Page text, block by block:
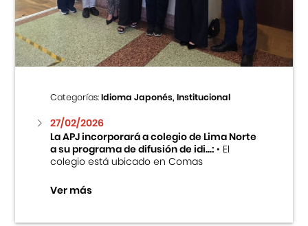
Centro Cultural Peruano Japonés
Cursos
Museo de la Inmigración Japonesa
Fondo Editorial
Teatro Peruano Japonés
Categorías:Idioma Japonés, Institucional
27/02/2026
La APJ incorporará a colegio de Lima Norte
a su programa de difusión de idi...:• El
colegio está ubicado en Comas
Ver más